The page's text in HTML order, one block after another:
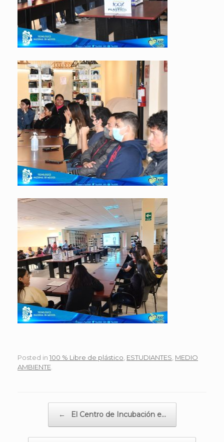
Posted in 100 % Libre de plástico ESTUDIANTES MEDIO
AMBIENTE
← El Centro de Incubación e…